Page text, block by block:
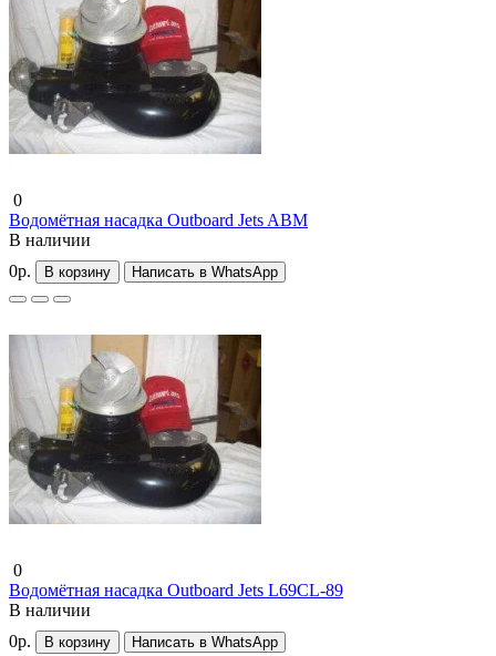
0
Водомётная насадка Outboard Jets ABM
В наличии
0р.
В корзину Написать в WhatsApp
0
Водомётная насадка Outboard Jets L69CL-89
В наличии
0р.
В корзину Написать в WhatsApp